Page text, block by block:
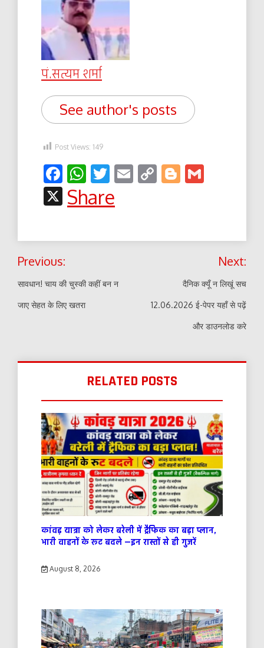
पं.सत्यम शर्मा
See author's posts
Post Views: 149
Facebook
WhatsApp
Twitter
EmailCopyBlogger
X
Share
Post
navigation
Previous:
सावधान! चाय की चुस्की कहीं बन न
जाए सेहत के लिए खतरा
Next:
दैनिक क्यूँ न लिखूं सच
12.06.2026 ई-पेपर यहाँ से पढ़ें
और डाउनलोड करे
RELATED POSTS
कांवड़ यात्रा को लेकर बरेली में ट्रैफिक का बड़ा प्लान,
भारी वाहनों के रूट बदले —इन रास्तों से ही गुजरें
August 8, 2026